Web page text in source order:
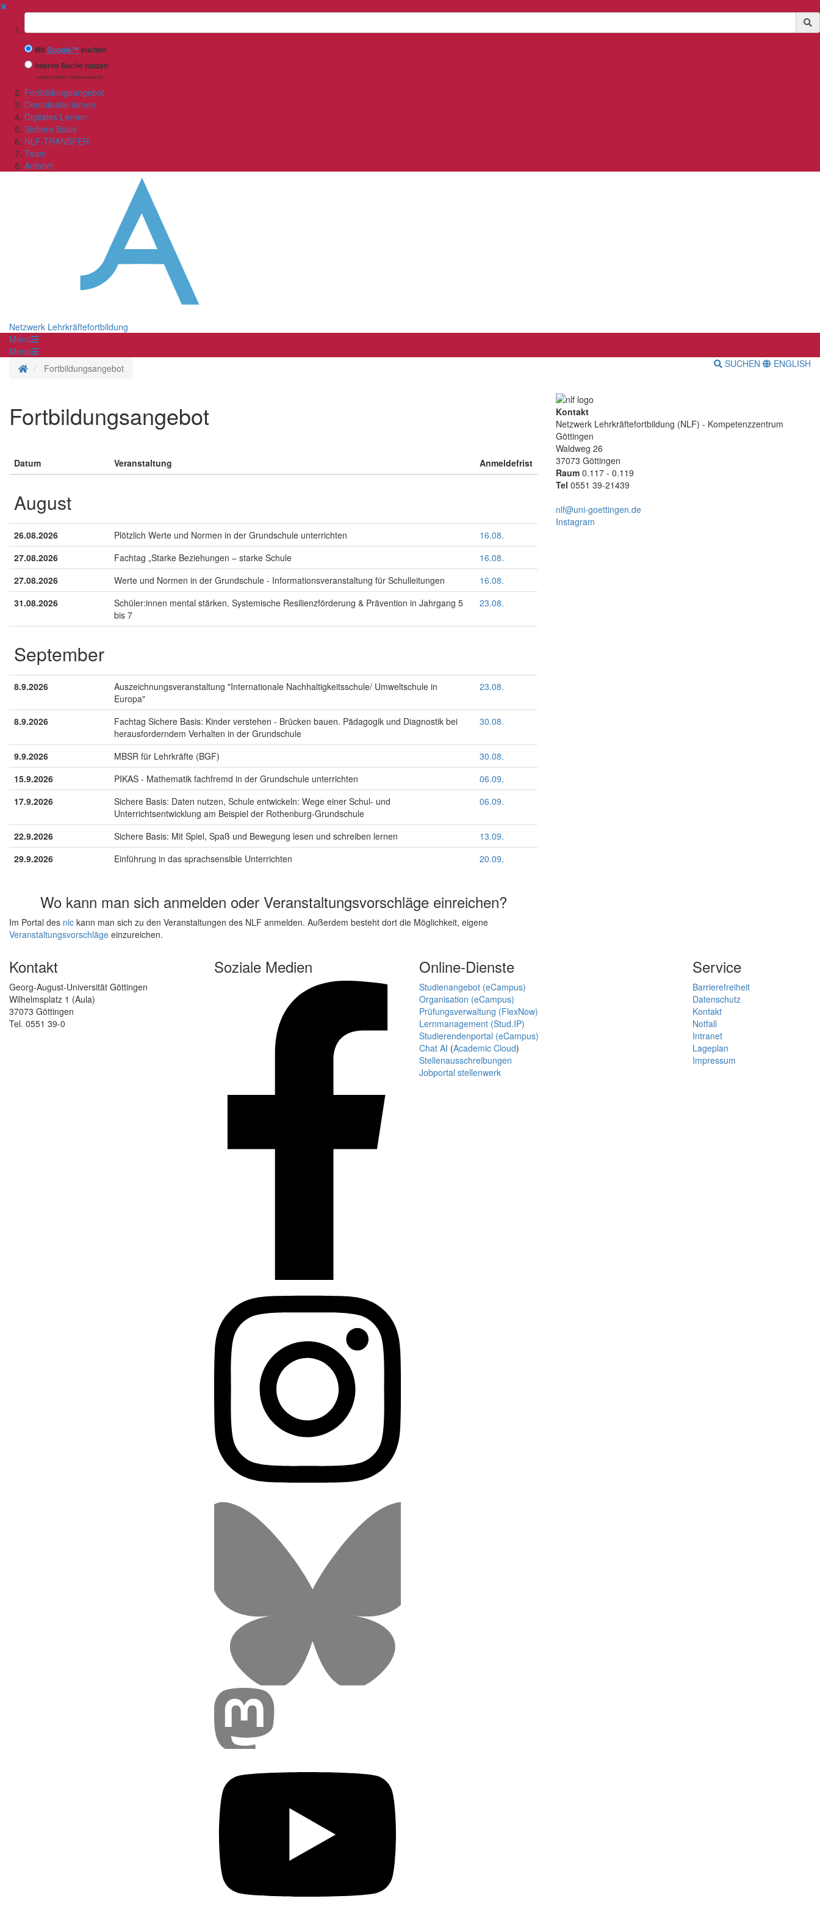
✖
Suchbegriff
MitGoogle™ suchen
Interne Suche nutzen
(eingeschränkte Ergebnisqualität)
Fortbildungsangebot
Demokratie lernen
Digitales Lernen
Sichere Basis
NLF-TRANSFER
Team
Anfahrt
Netzwerk Lehrkräftefortbildung
Menü
Menü
StartseiteFortbildungsangebot SUCHEN ENGLISH
Fortbildungsangebot
Datum Veranstaltung Anmeldefrist
August
26.08.2026 Plötzlich Werte und Normen in der Grundschule unterrichten
16.08.
27.08.2026
Fachtag „Starke Beziehungen – starke Schule
16.08.
27.08.2026
Werte und Normen in der Grundschule - Informationsveranstaltung für Schulleitungen
16.08.
31.08.2026
Schüler:innen mental stärken. Systemische Resilienzförderung & Prävention in Jahrgang 5
bis 7
23.08.
September
8.9.2026
Auszeichnungsveranstaltung "Internationale Nachhaltigkeitsschule/ Umweltschule in
Europa"
23.08.
8.9.2026
Fachtag Sichere Basis: Kinder verstehen - Brücken bauen. Pädagogik und Diagnostik bei
herausforderndem Verhalten in der Grundschule
30.08.
9.9.2026 MBSR für Lehrkräfte (BGF)
30.08.
15.9.2026
PIKAS - Mathematik fachfremd in der Grundschule unterrichten
06.09.
17.9.2026
Sichere Basis: Daten nutzen, Schule entwickeln: Wege einer Schul- und
Unterrichtsentwicklung am Beispiel der Rothenburg-Grundschule
06.09.
22.9.2026 Sichere Basis: Mit Spiel, Spaß und Bewegung lesen und schreiben lernen
13.09.
29.9.2026
Einführung in das sprachsensible Unterrichten 20.09.
Wo kann man sich anmelden oder Veranstaltungsvorschläge einreichen?
Im Portal des nlc kann man sich zu den Veranstaltungen des NLF anmelden. Außerdem besteht dort die Möglichkeit, eigene
Veranstaltungsvorschläge einzureichen.
Kontakt
Netzwerk Lehrkräftefortbildung (NLF) - Kompetenzzentrum
Göttingen
Waldweg 26
37073 Göttingen
Raum 0.117 - 0.119
Tel 0551 39-21439
nlf@uni-goettingen.de
Instagram
Kontakt
Georg-August-Universität Göttingen
Wilhelmsplatz 1 (Aula)
37073 Göttingen
Tel. 0551 39-0
Soziale Medien Online-Dienste
Studienangebot (eCampus)
Organisation (eCampus)
Prüfungsverwaltung (FlexNow)
Lernmanagement (Stud.IP)
Studierendenportal (eCampus)
Chat AI (Academic Cloud)
Stellenausschreibungen
Jobportal stellenwerk
Service
Barrierefreiheit
Datenschutz
Kontakt
Notfall
Intranet
Lageplan
Impressum